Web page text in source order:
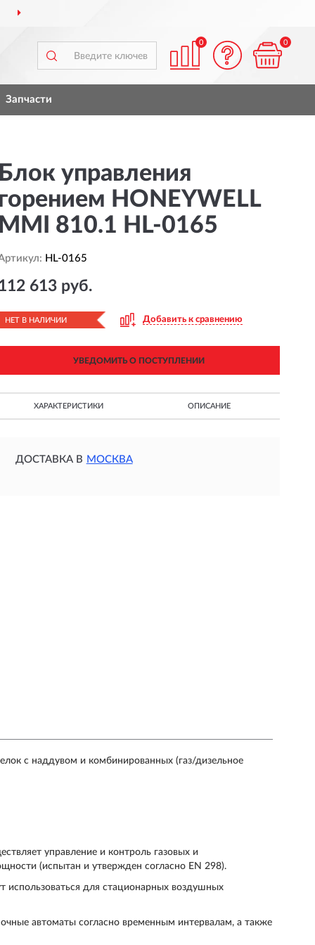
РОССИИ
0 0
Запчасти
управления
HONEYWELL
810.1 HL-0165
HL-0165
613 руб.
НЕТ В НАЛИЧИИ Добавить к сравнению
УВЕДОМИТЬ О ПОСТУПЛЕНИИ
ХАРАКТЕРИСТИКИ ОПИСАНИЕ
ДОСТАВКА В МОСКВА
с наддувом и комбинированных (газ/дизельное
управление и контроль газовых и
(испытан и утвержден согласно EN 298).
для стационарных воздушных
автоматы согласно временным интервалам, а также